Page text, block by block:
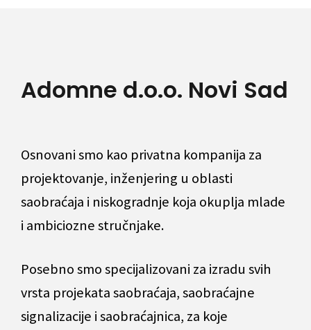
Adomne d.o.o. Novi Sad
Osnovani smo kao privatna kompanija za
projektovanje, inženjering u oblasti
saobraćaja i niskogradnje koja okuplja mlade
i ambiciozne stručnjake.
Posebno smo specijalizovani za izradu svih
vrsta projekata saobraćaja, saobraćajne
signalizacije i saobraćajnica, za koje